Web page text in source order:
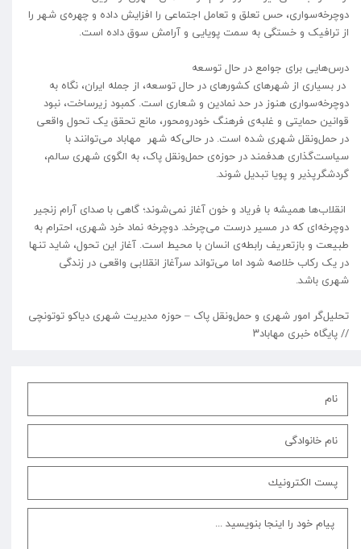
دوچرخه‌سواری، حس تعلق و تعامل اجتماعی را افزایش داده و چهره‌ی شهر را
از ترافیک و خستگی به سمت پویایی و آرامش سوق داده است.
درس‌هایی برای جوامع در حال توسعه
در بسیاری از شهرهای کشورهای در حال توسعه، از جمله ایران، نگاه به
دوچرخه‌سواری هنوز در حد نمادین و شعاری است. کمبود زیرساخت، نبود
قوانین حمایتی و غلبه‌ی فرهنگ خودرومحور، مانع تحقق یک تحول واقعی
در حمل‌ونقل شهری شده است. در حالی‌که شهر مهاباد می‌توانند با
سیاست‌گذاری هدفمند در حوزه‌ی حمل‌ونقل پاک، به الگوی شهری سالم،
گردشگرپذیر و پویا تبدیل شوند.
انقلاب‌ها همیشه با فریاد و خون آغاز نمی‌شوند؛ گاهی با صدای آرام زنجیر
دوچرخه‌ای که در مسیر درست می‌چرخد. دوچرخه نماد خرد شهری، احترام به
طبیعت و بازتعریف رابطه‌ی انسان با محیط است. آغاز این تحول، شاید تنها
در یک رکاب خلاصه شود اما می‌تواند سرآغاز انقلابی واقعی در زندگی
شهری باشد.
تحلیل‌گر امور شهری و حمل‌ونقل پاک – حوزه مدیریت شهری دیاکو توتونچی
// پایگاه خبری مهاباد۳